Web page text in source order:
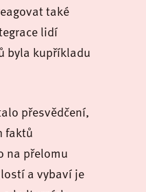
také
lidí
byla kupříkladu
přesvědčení,
faktů
na přelomu
a vybaví je